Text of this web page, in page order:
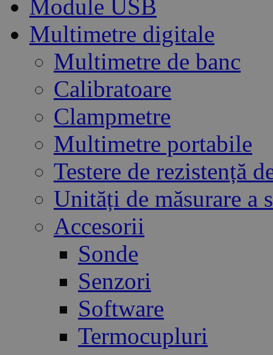
Module USB
Multimetre digitale
Multimetre de banc
Calibratoare
Clampmetre
Multimetre portabile
Testere de rezistență
Unități de măsurare a
Accesorii
Sonde
Senzori
Software
Termocupluri